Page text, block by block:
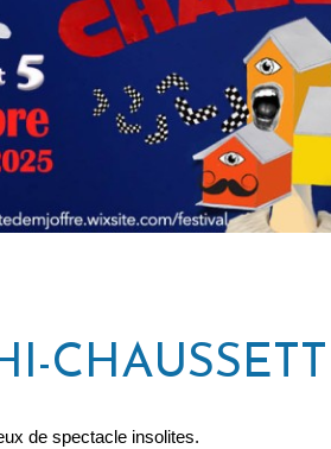
de spectacle insolites.